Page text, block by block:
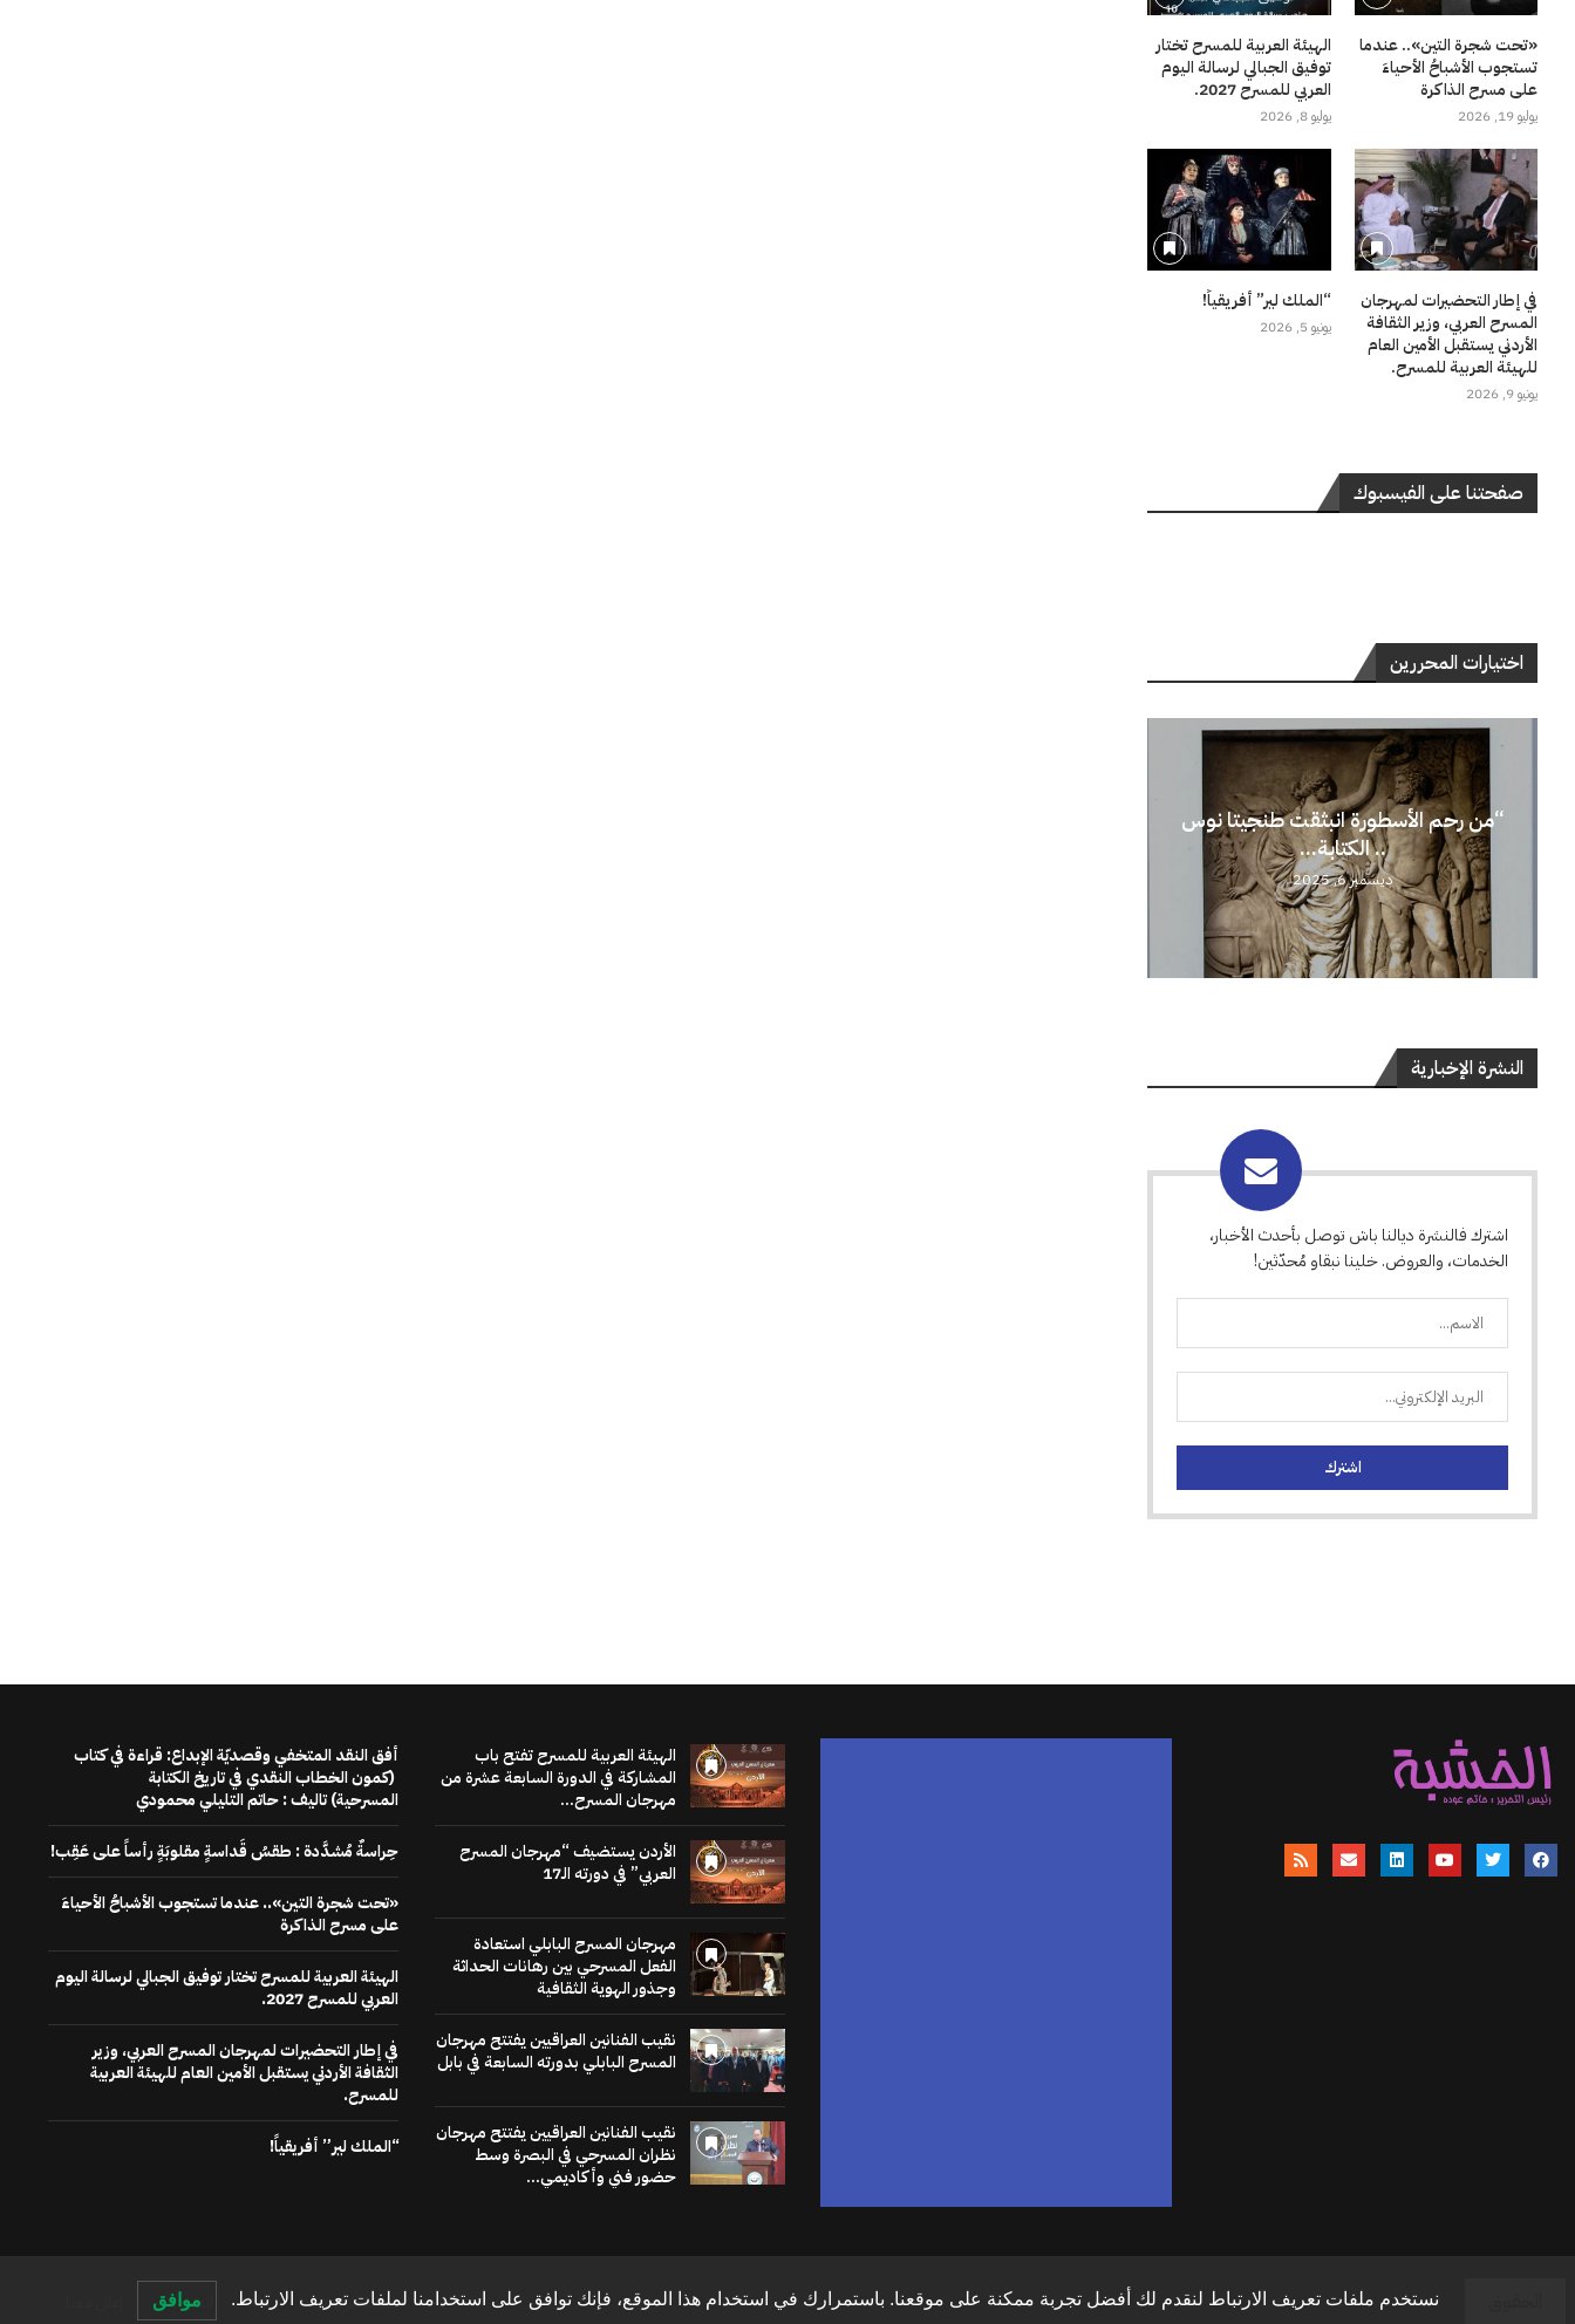
«تحت شجرة التين».. عندما
تستجوب الأشباحُ الأحياءَ
على مسرح الذاكرة
يوليو 19, 2026
الهيئة العربية للمسرح تختار
توفيق الجبالي لرسالة اليوم
العربي للمسرح 2027.
يوليو 8, 2026
في إطار التحضيرات لمهرجان
المسرح العربي، وزير الثقافة
الأردني يستقبل الأمين العام
للهيئة العربية للمسرح.
يونيو 9, 2026
“الملك لير” أفريقياً!
يونيو 5, 2026
صفحتنا على الفيسبوك
اختيارات المحررين
“من رحم الأسطورة انبثقت طنجيتا نوس
.. الكتابة...
ديسمبر 6, 2025
النشرة الإخبارية
اشترك فالنشرة ديالنا باش توصل بأحدث الأخبار،
الخدمات، والعروض. خلينا نبقاو مُحدّثين!
الهيئة العربية للمسرح تفتح باب
المشاركة في الدورة السابعة عشرة من
مهرجان المسرح...
الأردن يستضيف “مهرجان المسرح
العربي” في دورته الـ17
مهرجان المسرح البابلي استعادة
الفعل المسرحي بين رهانات الحداثة
وجذور الهوية الثقافية
نقيب الفنانين العراقيين يفتتح مهرجان
المسرح البابلي بدورته السابعة في بابل
نقيب الفنانين العراقيين يفتتح مهرجان
نظران المسرحي في البصرة وسط
حضور فني وأكاديمي...
أفق النقد المتخفي وقصديّة الإبداع: قراءة في كتاب
(كمون الخطاب النقدي في تاريخ الكتابة
المسرحية) تاليف : حاتم التليلي محمودي
حِراسةٌ مُشدَّدة : طقسُ قَداسةٍ مقلوبَةٍ رأساً على عَقِب!
«تحت شجرة التين».. عندما تستجوب الأشباحُ الأحياءَ
على مسرح الذاكرة
الهيئة العربية للمسرح تختار توفيق الجبالي لرسالة اليوم
العربي للمسرح 2027.
في إطار التحضيرات لمهرجان المسرح العربي، وزير
الثقافة الأردني يستقبل الأمين العام للهيئة العربية
للمسرح.
“الملك لير” أفريقياً!
الصفحة الرئيسية عنا اتصل بنا نستخدم ملفات تعريف الارتباط لنقدم لك أفضل تجربة ممكنة على موقعنا. باستمرارك في استخدام هذا الموقع، فإنك توافق على استخدامنا لملفات تعريف الارتباط. موافق